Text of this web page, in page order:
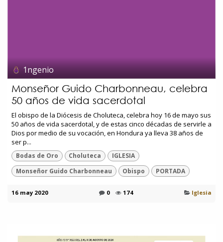
1ngenio
Monseñor Guido Charbonneau, celebra
50 años de vida sacerdotal
El obispo de la Diócesis de Choluteca, celebra hoy 16 de mayo sus
50 años de vida sacerdotal, y de estas cinco décadas de servirle a
Dios por medio de su vocación, en Hondura ya lleva 38 años de
ser p...
Bodas de Oro Choluteca
IGLESIA
Monseñor Guido Charbonneau
Obispo PORTADA
16 may 2020 0 174 Iglesia